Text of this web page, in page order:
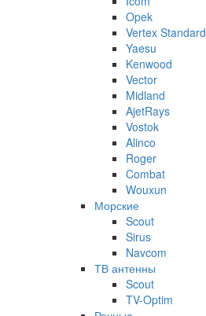
Opek
Vertex Standard
Yaesu
Kenwood
Vector
Midland
AjetRays
Vostok
Alinco
Roger
Combat
Wouxun
Морские
Scout
Sirus
Navcom
ТВ антенны
Scout
TV-Optim